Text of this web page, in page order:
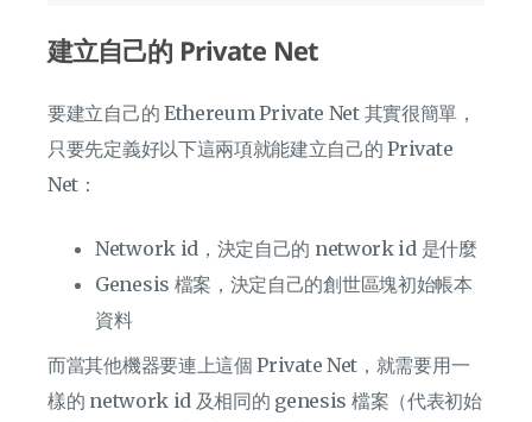
建立自己的 Private Net
要建立自己的 Ethereum Private Net 其實很簡單，
只要先定義好以下這兩項就能建立自己的 Private
Net：
Network id，決定自己的 network id 是什麼
Genesis 檔案，決定自己的創世區塊初始帳本
資料
而當其他機器要連上這個 Private Net，就需要用一
樣的 network id 及相同的 genesis 檔案（代表初始